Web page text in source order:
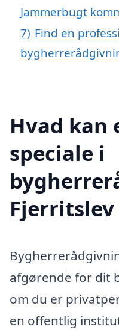
Jammerbugt
7) Find en
Hvad kan
speciale i
afgørende for dit
om du er
en offentlig